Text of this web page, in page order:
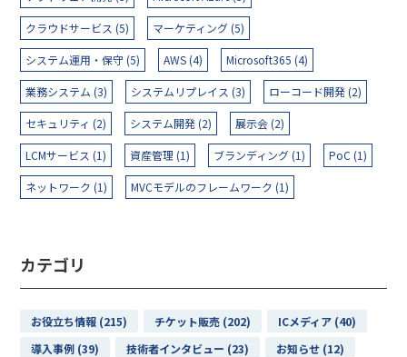
クラウドサービス (5) マーケティング (5)
システム運用・保守 (5) AWS (4) Microsoft365 (4)
業務システム (3) システムリプレイス (3) ローコード開発 (2)
セキュリティ (2) システム開発 (2) 展示会 (2)
LCMサービス (1) 資産管理 (1) ブランディング (1) PoC (1)
ネットワーク (1) MVCモデルのフレームワーク (1)
カテゴリ
お役立ち情報 (215) チケット販売 (202)
ICメディア (40)
導入事例 (39)
技術者インタビュー (23)
お知らせ (12)